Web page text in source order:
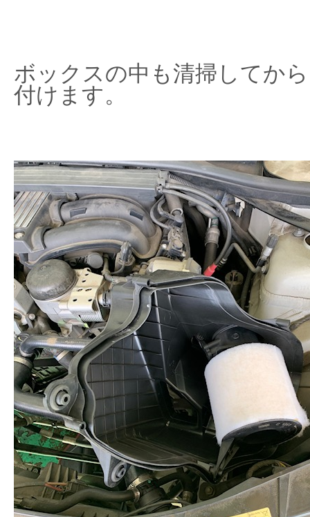
ボックスの中も清掃してか
付けます。